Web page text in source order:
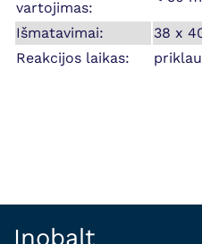
vartojimas:
Išmatavimai:
38 x
Reakcijos laikas:
Inobalt